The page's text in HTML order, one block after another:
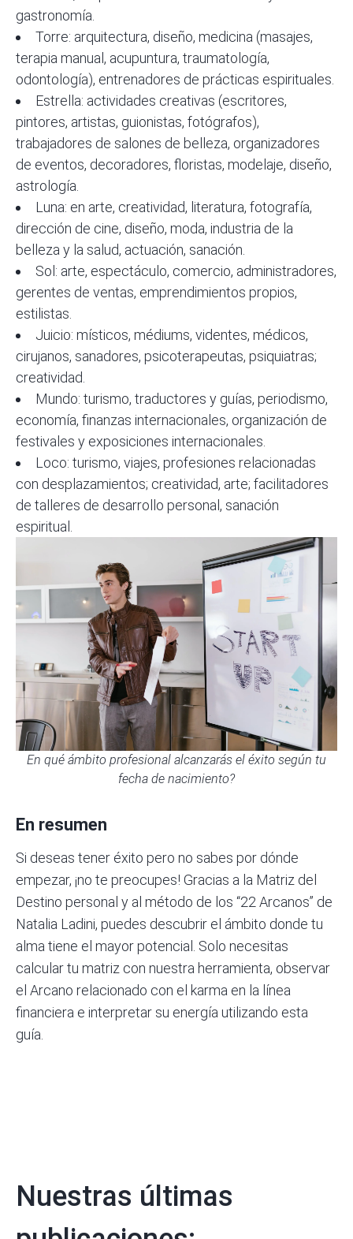
gastronomía.
Torre: arquitectura, diseño, medicina (masajes,
terapia manual, acupuntura, traumatología,
odontología), entrenadores de prácticas espirituales.
Estrella: actividades creativas (escritores,
pintores, artistas, guionistas, fotógrafos),
trabajadores de salones de belleza, organizadores
de eventos, decoradores, floristas, modelaje, diseño,
astrología.
Luna: en arte, creatividad, literatura, fotografía,
dirección de cine, diseño, moda, industria de la
belleza y la salud, actuación, sanación.
Sol: arte, espectáculo, comercio, administradores,
gerentes de ventas, emprendimientos propios,
estilistas.
Juicio: místicos, médiums, videntes, médicos,
cirujanos, sanadores, psicoterapeutas, psiquiatras;
creatividad.
Mundo: turismo, traductores y guías, periodismo,
economía, finanzas internacionales, organización de
festivales y exposiciones internacionales.
Loco: turismo, viajes, profesiones relacionadas
con desplazamientos; creatividad, arte; facilitadores
de talleres de desarrollo personal, sanación
espiritual.
En qué ámbito profesional alcanzarás el éxito según tu
fecha de nacimiento?
En resumen
Si deseas tener éxito pero no sabes por dónde
empezar, ¡no te preocupes! Gracias a la Matriz del
Destino personal y al método de los “22 Arcanos” de
Natalia Ladini, puedes descubrir el ámbito donde tu
alma tiene el mayor potencial. Solo necesitas
calcular tu matriz con nuestra herramienta, observar
el Arcano relacionado con el karma en la línea
financiera e interpretar su energía utilizando esta
guía.
Nuestras últimas